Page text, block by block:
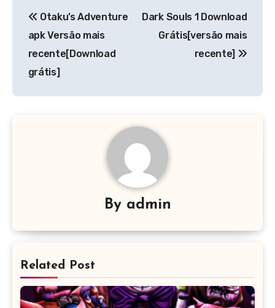
de
Post
Otaku’s Adventure
apk Versão mais
recente[Download
grátis]
Dark Souls 1 Download
Grátis[versão mais
recente]
By admin
Related Post